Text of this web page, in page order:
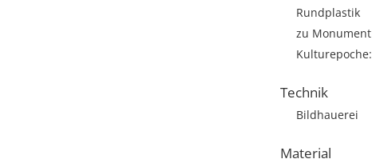
Rundplastik
zu
Technik
Bildhauerei
Material